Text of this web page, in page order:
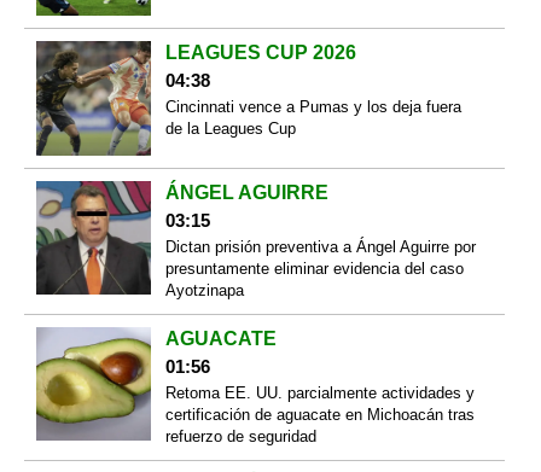
LEAGUES CUP 2026
04:38
Cincinnati vence a Pumas y los deja fuera
de la Leagues Cup
ÁNGEL AGUIRRE
03:15
Dictan prisión preventiva a Ángel Aguirre por
presuntamente eliminar evidencia del caso
Ayotzinapa
AGUACATE
01:56
Retoma EE. UU. parcialmente actividades y
certificación de aguacate en Michoacán tras
refuerzo de seguridad